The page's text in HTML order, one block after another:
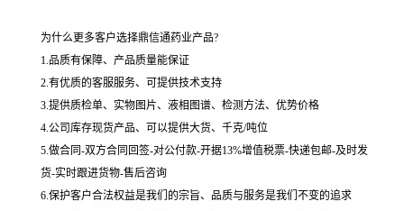
为什么更多客户选择鼎信通药业产品?
1.品质有保障、产品质量能保证
2.有优质的客服服务、可提供技术支持
3.提供质检单、实物图片、液相图谱、检测方法、优势价格
4.公司库存现货产品、可以提供大货、千克/吨位
5.做合同-双方合同回签-对公付款-开据13%增值税票-快递包邮-及时发
货-实时跟进货物-售后咨询
6.保护客户合法权益是我们的宗旨、品质与服务是我们不变的追求